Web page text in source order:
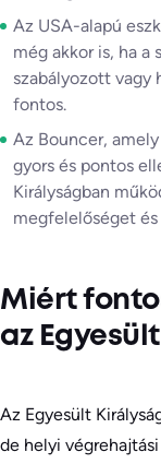
Az USA-alapú
még akkor is, ha a
szabályozott vagy
fontos.
Az Bouncer,
gyors és pontos
Királyságban
megfelelőséget
Miért
az
Az Egyesült
de helyi